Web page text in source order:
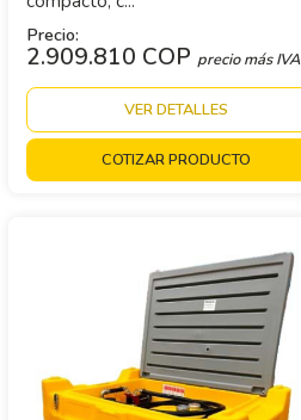
Precio:
2.909.810 COP precio más IVA
VER DETALLES
COTIZAR PRODUCTO